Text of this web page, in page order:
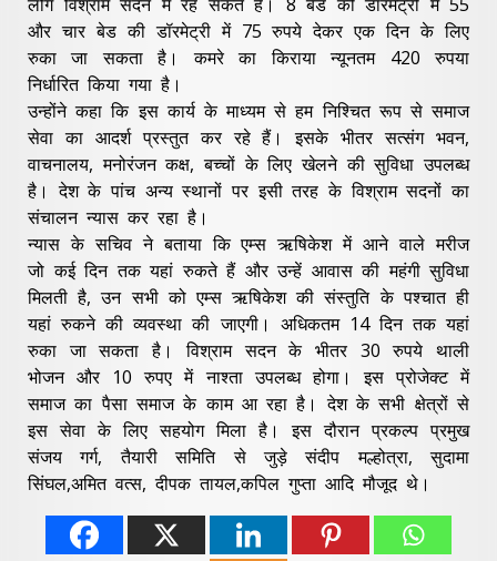
और चार बेड की डॉरमेट्री में 75 रुपये देकर एक दिन के लिए
रुका जा सकता है। कमरे का किराया न्यूनतम 420 रुपया
निर्धारित किया गया है।
उन्होंने कहा कि इस कार्य के माध्यम से हम निश्चित रूप से समाज
सेवा का आदर्श प्रस्तुत कर रहे हैं। इसके भीतर सत्संग भवन,
वाचनालय, मनोरंजन कक्ष, बच्चों के लिए खेलने की सुविधा उपलब्ध
है। देश के पांच अन्य स्थानों पर इसी तरह के विश्राम सदनों का
संचालन न्यास कर रहा है।
न्यास के सचिव ने बताया कि एम्स ऋषिकेश में आने वाले मरीज
जो कई दिन तक यहां रुकते हैं और उन्हें आवास की महंगी सुविधा
मिलती है, उन सभी को एम्स ऋषिकेश की संस्तुति के पश्चात ही
यहां रुकने की व्यवस्था की जाएगी। अधिकतम 14 दिन तक यहां
रुका जा सकता है। विश्राम सदन के भीतर 30 रुपये थाली
भोजन और 10 रुपए में नाश्ता उपलब्ध होगा। इस प्रोजेक्ट में
समाज का पैसा समाज के काम आ रहा है। देश के सभी क्षेत्रों से
इस सेवा के लिए सहयोग मिला है। इस दौरान प्रकल्प प्रमुख
संजय गर्ग, तैयारी समिति से जुड़े संदीप मल्होत्रा, सुदामा
सिंघल,अमित वत्स, दीपक तायल,कपिल गुप्ता आदि मौजूद थे।